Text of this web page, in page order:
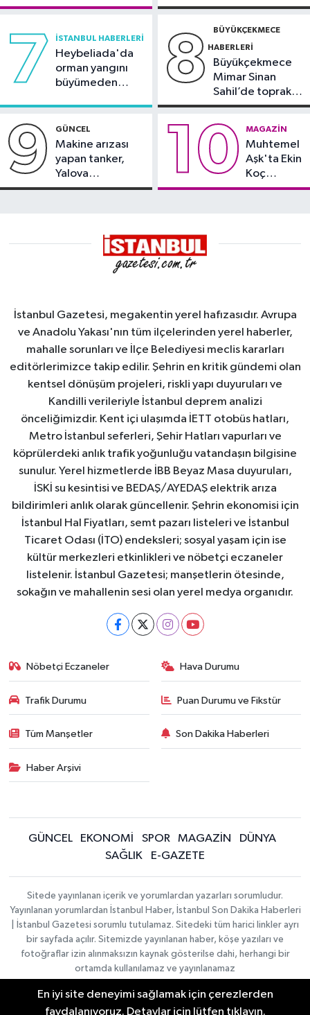
7 İSTANBUL HABERLERI
Heybeliada'da
orman yangını
büyümeden
8 BÜYÜKÇEKMECE
HABERLERI
Büyükçekmece
Mimar Sinan
Sahil’de toprak
kayması
9 GÜNCEL
Makine arızası
yapan tanker,
Yalova
Demirleme
10 MAGAZIN
Muhtemel
Aşk'ta Ekin
Koç
damgası
İstanbul Gazetesi, megakentin yerel hafızasıdır. Avrupa
ve Anadolu Yakası'nın tüm ilçelerinden yerel haberler,
mahalle sorunları ve İlçe Belediyesi meclis kararları
editörlerimizce takip edilir. Şehrin en kritik gündemi olan
kentsel dönüşüm projeleri, riskli yapı duyuruları ve
Kandilli verileriyle İstanbul deprem analizi
önceliğimizdir. Kent içi ulaşımda İETT otobüs hatları,
Metro İstanbul seferleri, Şehir Hatları vapurları ve
köprülerdeki anlık trafik yoğunluğu vatandaşın bilgisine
sunulur. Yerel hizmetlerde İBB Beyaz Masa duyuruları,
İSKİ su kesintisi ve BEDAŞ/AYEDAŞ elektrik arıza
bildirimleri anlık olarak güncellenir. Şehrin ekonomisi için
İstanbul Hal Fiyatları, semt pazarı listeleri ve İstanbul
Ticaret Odası (İTO) endeksleri; sosyal yaşam için ise
kültür merkezleri etkinlikleri ve nöbetçi eczaneler
listelenir. İstanbul Gazetesi; manşetlerin ötesinde,
sokağın ve mahallenin sesi olan yerel medya organıdır.
Nöbetçi Eczaneler Hava Durumu
Trafik Durumu Puan Durumu ve Fikstür
Tüm Manşetler Son Dakika Haberleri
Haber Arşivi
GÜNCEL EKONOMİ SPOR MAGAZİN
DÜNYA
SAĞLIK
E-GAZETE
Sitede yayınlanan içerik ve yorumlardan yazarları sorumludur.
Yayınlanan yorumlardan İstanbul Haber, İstanbul Son Dakika Haberleri
| İstanbul Gazetesi sorumlu tutulamaz. Sitedeki tüm harici linkler ayrı
bir sayfada açılır. Sitemizde yayınlanan haber, köşe yazıları ve
fotoğraflar izin alınmaksızın kaynak gösterilse dahi, herhangi bir
ortamda kullanılamaz ve yayınlanamaz
İletişim Künye
Haber Yazılımı:TE Bilişim |
En iyi site deneyimi sağlamak için çerezlerden
faydalanıyoruz. Detaylar için lütfen tıklayın.